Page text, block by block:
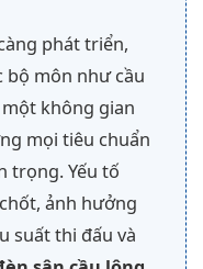
phát triển,
bộ môn như cầu
không gian
mọi tiêu chuẩn
trọng. Yếu tố
ảnh hưởng
suất thi đấu và